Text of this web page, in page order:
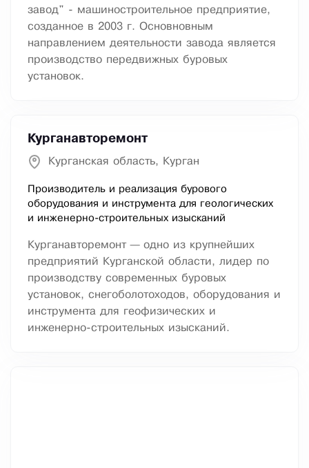
завод" - машиностроительное предприятие,
созданное в 2003 г. Основновным
направлением деятельности завода является
производство передвижных буровых
установок.
Курганавторемонт
Курганская область, Курган
Производитель и реализация бурового
оборудования и инструмента для геологических
и инженерно-строительных изысканий
Курганавторемонт — одно из крупнейших
предприятий Курганской области, лидер по
производству современных буровых
установок, снегоболотоходов, оборудования и
инструмента для геофизических и
инженерно-строительных изысканий.